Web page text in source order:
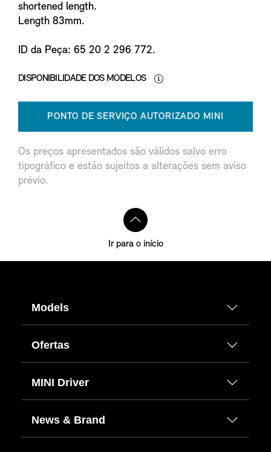
shortened length.
Length 83mm.
ID da Peça: 65 20 2 296 772.
DISPONIBILIDADE DOS MODELOS
PONTO DE SERVIÇO AUTORIZADO MINI
Os preços apresentados são válidos salvo erro
tipográfico e estão sujeitos a alterações sem aviso
prévio.
Ir para o início
Models
Ofertas
MINI Driver
News & Brand